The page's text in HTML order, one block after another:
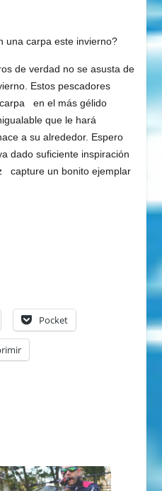
una carpa este invierno?
de verdad no se asusta de
Estos pescadores
en el más gélido
que le hará
a su alrededor. Espero
dado suficiente inspiración
capture un bonito ejemplar
Pocket